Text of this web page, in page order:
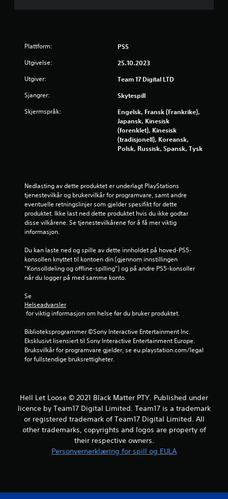
t
e
a
v
a
1
2
3
1
r
Plattform: PS5
Utgivelse: 25.10.2023
Utgiver: Team 17 Digital LTD
Sjangrer: Skytespill
Skjermspråk:
Engelsk, Fransk (Frankrike),
Japansk, Kinesisk
(forenklet), Kinesisk
(tradisjonell), Koreansk,
Polsk, Russisk, Spansk, Tysk
Nedlasting av dette produktet er underlagt PlayStations
tjenestevilkår og brukervilkår for programvare, samt andre
eventuelle retningslinjer som gjelder spesifikt for dette
produktet. Ikke last ned dette produktet hvis du ikke godtar
disse vilkårene. Se tjenestevilkårene for å få mer viktig
informasjon.
Du kan laste ned og spille av dette innholdet på hoved-PS5-
konsollen knyttet til kontoen din (gjennom innstillingen
"Konsolldeling og offline-spilling") og på andre PS5-konsoller
når du logger på med samme konto.
Se
Helseadvarsler
for viktig informasjon om helse før du bruker produktet.
Biblioteksprogrammer ©Sony Interactive Entertainment Inc.
Eksklusivt lisensiert til Sony Interactive Entertainment Europe.
Bruksvilkår for programvare gjelder, se eu.playstation.com/legal
for fullstendige bruksrettigheter.
Hell Let Loose © 2021 Black Matter PTY. Published under
licence by Team17 Digital Limited. Team17 is a trademark
or registered trademark of Team17 Digital Limited. All
other trademarks, copyrights and logos are property of
their respective owners.
Personvernerklæring for spill og EULA